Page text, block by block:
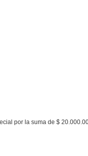
por la suma de $